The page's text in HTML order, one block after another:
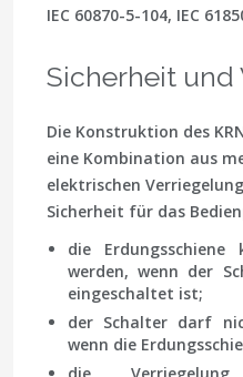
IEC 60870-5-104, IEC
Sicherheit und
Die Konstruktion des
eine Kombination aus
elektrischen
Sicherheit für das
die
werden, wenn der
eingeschaltet ist;
der Schalter darf
wenn die